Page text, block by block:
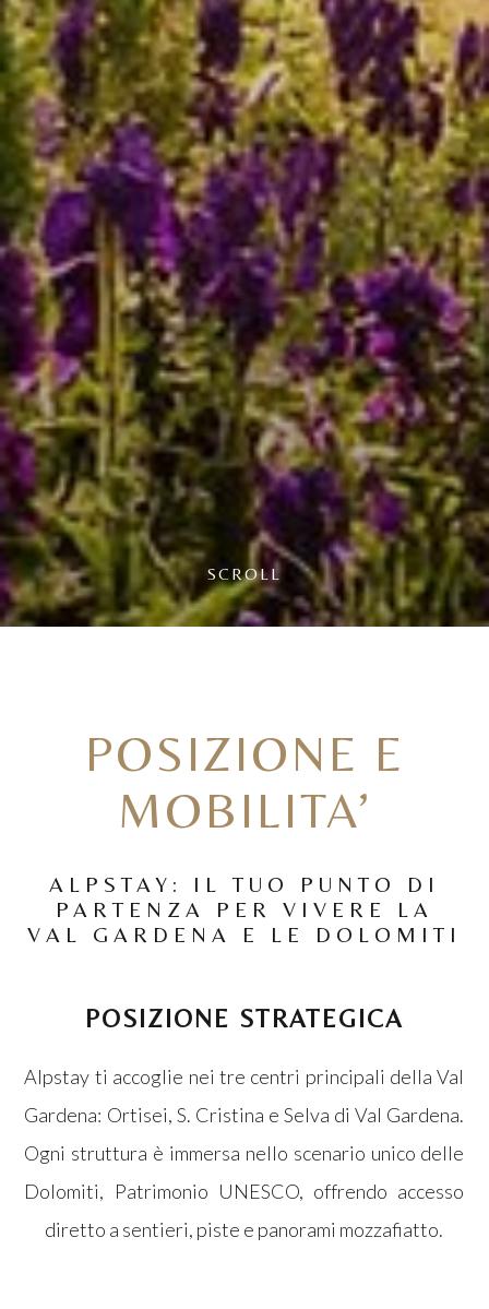
ASPETTA UN ATTIMO
PRIMA DI USCIRE...
Sappiamo che la curiosità porta a navigare su altri
portali, ma prenotando direttamente ti assicuri
sempre il miglior prezzo garantito.
PRENOTO DIRETTAMENTE
SCROLL
POSIZIONE E
MOBILITA’
ALPSTAY: IL TUO PUNTO DI
PARTENZA PER VIVERE LA
VAL GARDENA E LE DOLOMITI
POSIZIONE STRATEGICA
Alpstay ti accoglie nei tre centri principali della Val
Gardena: Ortisei, S. Cristina e Selva di Val Gardena.
Ogni struttura è immersa nello scenario unico delle
Dolomiti, Patrimonio UNESCO, offrendo accesso
diretto a sentieri, piste e panorami mozzafiatto.